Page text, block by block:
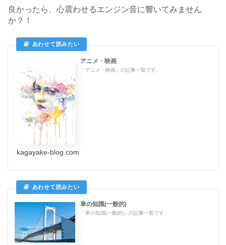
良かったら、心震わせるエンジン音に響いてみません
か？！
アニメ・映画
「アニメ・映画」の記事一覧です。
kagayake-blog.com
車の知識(一般的)
「車の知識(一般的)」の記事一覧です。